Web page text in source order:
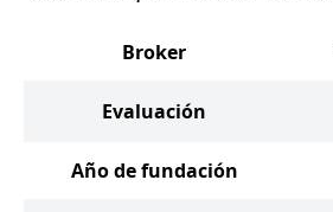
Broker
Evaluación
Año de fundación